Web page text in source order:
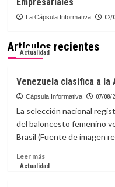
La Cápsula Informativa 02/
Artículos recientes
Actualidad
Venezuela clasifica a la
Cápsula Informativa 07/08/
La selección nacional
del baloncesto femenino
Brasil (Fuente de imagen
Leer másLeer
más
Actualidad